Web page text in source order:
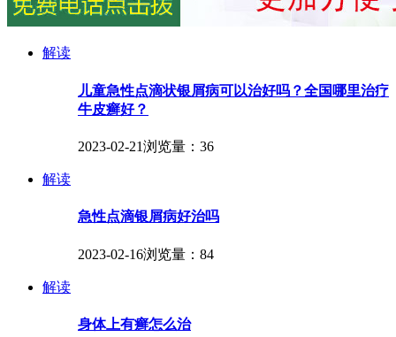
解读
儿童急性点滴状银屑病可以治好吗？全国哪里治疗
牛皮癣好？
2023-02-21浏览量：36
解读
急性点滴银屑病好治吗
2023-02-16浏览量：84
解读
身体上有癣怎么治